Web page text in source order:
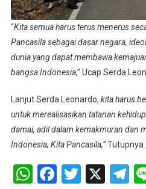
“Kita semua harus terus menerus
Pancasila sebagai dasar negara,
dunia yang dapat membawa
bangsa Indonesia,” Ucap Serda
Lanjut Serda Leonardo, kita harus
untuk merealisasikan tatanan
damai, adil dalam kemakmuran dan
Indonesia, Kita Pancasila,”Tutupnya.
WhatsApp
Facebook
Twitter
X